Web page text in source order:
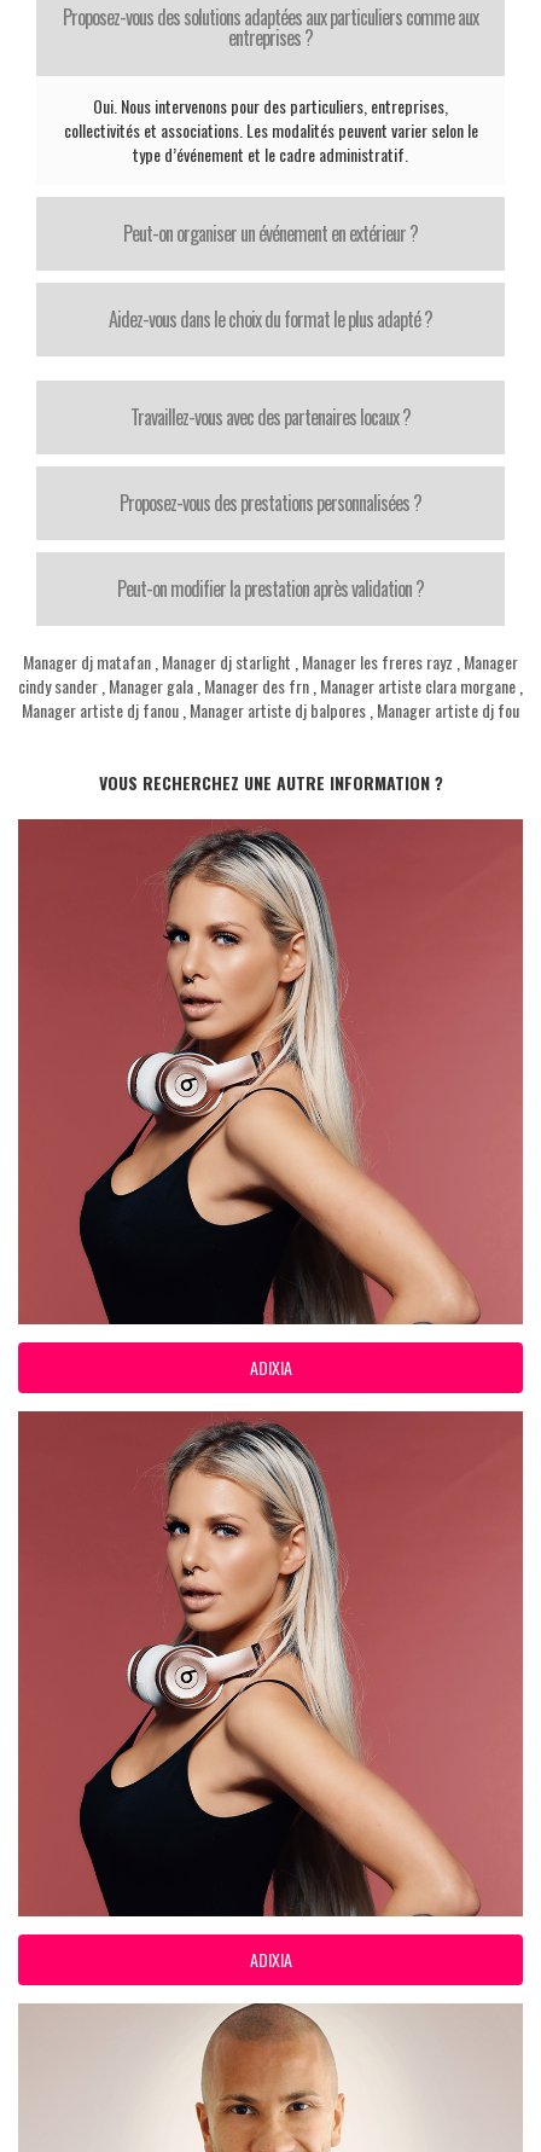
Proposez-vous des solutions adaptées aux particuliers comme aux
entreprises ?
Oui. Nous intervenons pour des particuliers, entreprises,
collectivités et associations. Les modalités peuvent varier selon le
type d’événement et le cadre administratif.
Peut-on organiser un événement en extérieur ?
Aidez-vous dans le choix du format le plus adapté ?
Travaillez-vous avec des partenaires locaux ?
Proposez-vous des prestations personnalisées ?
Peut-on modifier la prestation après validation ?
Manager dj matafan Manager dj starlight Manager les freres rayz Manager
cindy sander Manager gala Manager des frn Manager artiste clara morgane
Manager artiste dj fanou Manager artiste dj balpores Manager artiste dj fou
VOUS RECHERCHEZ UNE AUTRE INFORMATION ?
ADIXIA
ADIXIA